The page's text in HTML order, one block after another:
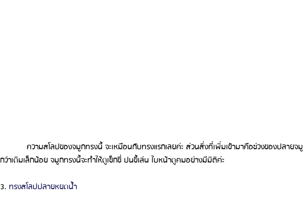
ความสโลปของจมูกทรงนี้ จะเหมือนกับทรงแรกเลยค่ะ ส่วนสิ่งที่เพิ่มเข้ามาคือช่วงของปลายจ
กว่าเดิมเล็กน้อย จมูกทรงนี้จะทำให้ดูเซ็กซี่ ปนขี้เล่น ใบหน้าดูคมอย่างมีมิติค่ะ
3. ทรงสโลปปลายหยดน้ำ